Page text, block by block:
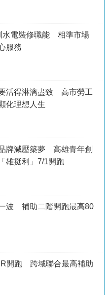
水電裝修職能 相準市場
服務
活得淋漓盡致 高市勞工
化理想人生
牌減壓築夢 高雄青年創
雄挺利」7/1開跑
波 補助二階開跑最高80
開跑 跨域聯合最高補助